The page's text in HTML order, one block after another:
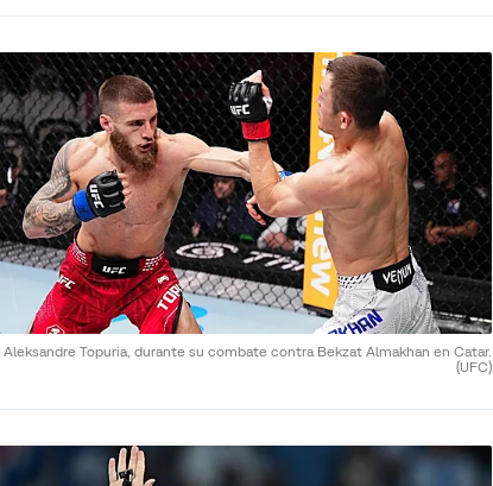
Aleksandre Topuria, durante su combate contra Bekzat Almakhan en Catar.
(UFC)